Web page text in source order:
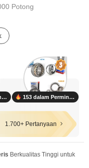
Potong
198 dalam Permintaan 153 dalam Permintaan
1.700+ Pertanyaan
Berkualitas Tinggi untuk